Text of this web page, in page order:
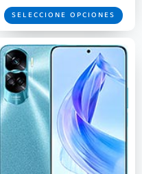
SELECCIONE OPCIONES